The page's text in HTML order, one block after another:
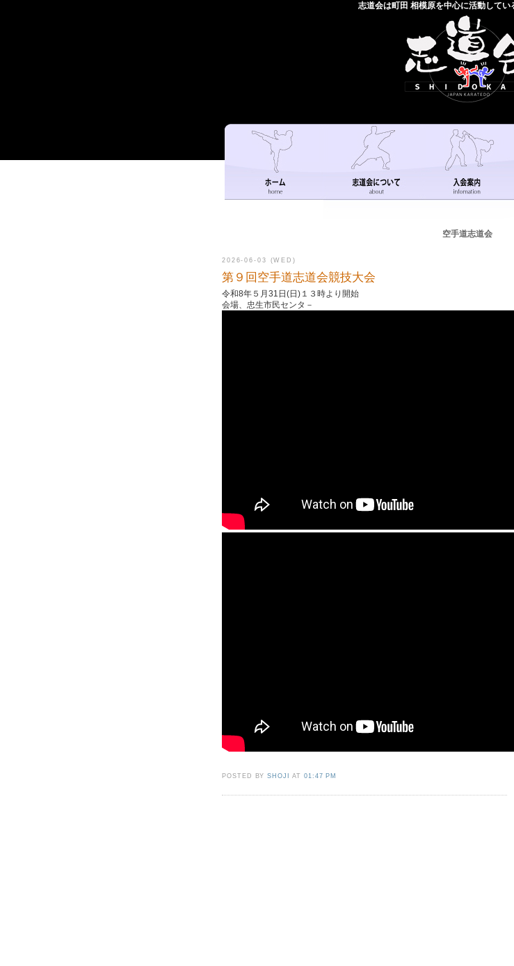
志道会は町田 相模原を中心に活動してい
空手道志道会
2026-06-03 (WED)
第９回空手道志道会競技大会
令和8年５月31日(日)１３時より開始
会場、忠生市民センタ－
POSTED BYSHOJI AT 01:47 PM